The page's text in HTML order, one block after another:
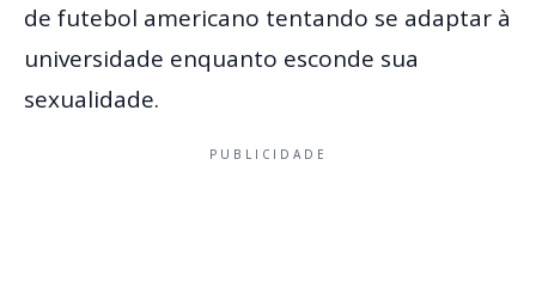
de futebol americano tentando se adaptar à
universidade enquanto esconde sua
sexualidade.
PUBLICIDADE